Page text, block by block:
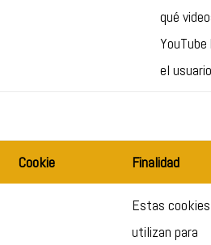
qué
el
Cookie Finalidad
Estas
utilizan para